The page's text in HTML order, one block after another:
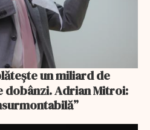
dobânzi. Adrian Mitroi: